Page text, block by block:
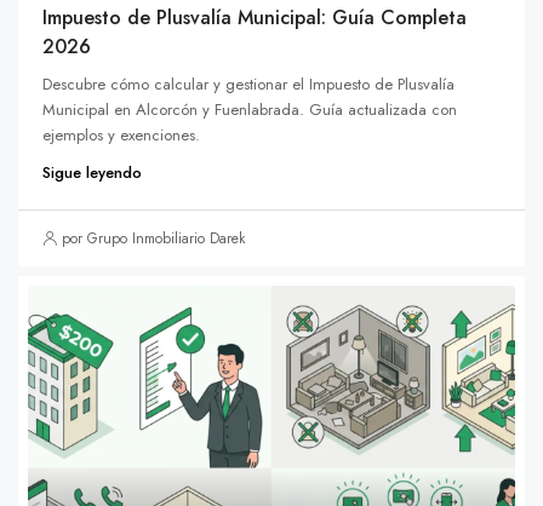
Impuesto de Plusvalía Municipal: Guía Completa
2026
Descubre cómo calcular y gestionar el Impuesto de Plusvalía
Municipal en Alcorcón y Fuenlabrada. Guía actualizada con
ejemplos y exenciones.
Sigue leyendo
por Grupo Inmobiliario Darek